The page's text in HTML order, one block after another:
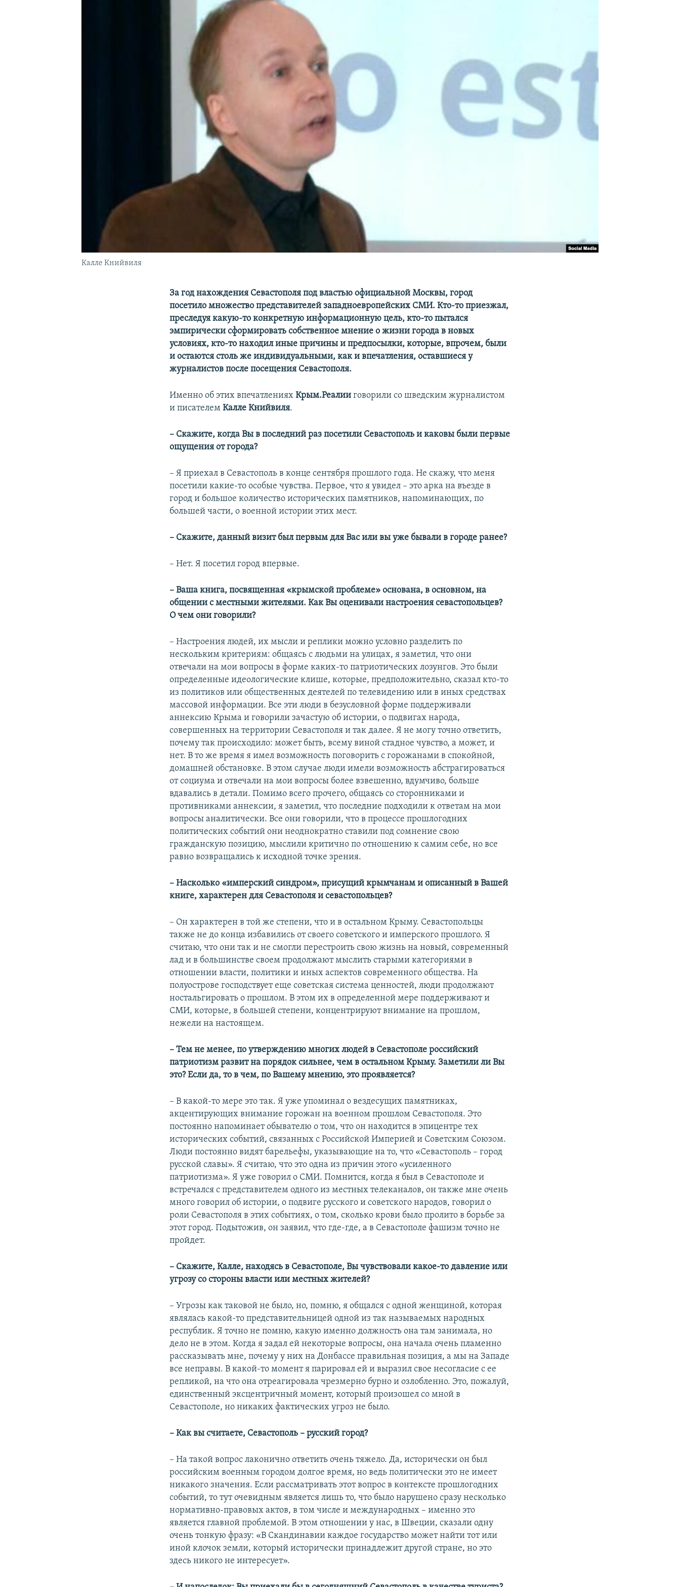
Калле Книйвиля
За год нахождения Севастополя под властью официальной Москвы, город
посетило множество представителей западноевропейских СМИ. Кто-то приезжал,
преследуя какую-то конкретную информационную цель, кто-то пытался
эмпирически сформировать собственное мнение о жизни города в новых
условиях, кто-то находил иные причины и предпосылки, которые, впрочем, были
и остаются столь же индивидуальными, как и впечатления, оставшиеся у
журналистов после посещения Севастополя.
Именно об этих впечатленияхКрым.Реалии говорили со шведским журналистом
и писателемКалле Книйвиля.
– Скажите, когда Вы в последний раз посетили Севастополь и каковы были первые
ощущения от города?
– Я приехал в Севастополь в конце сентября прошлого года. Не скажу, что меня
посетили какие-то особые чувства. Первое, что я увидел – это арка на въезде в
город и большое количество исторических памятников, напоминающих, по
большей части, о военной истории этих мест.
– Скажите, данный визит был первым для Вас или вы уже бывали в городе ранее?
– Нет. Я посетил город впервые.
– Ваша книга, посвященная «крымской проблеме» основана, в основном, на
общении с местными жителями. Как Вы оценивали настроения севастопольцев?
О чем они говорили?
– Настроения людей, их мысли и реплики можно условно разделить по
нескольким критериям: общаясь с людьми на улицах, я заметил, что они
отвечали на мои вопросы в форме каких-то патриотических лозунгов. Это были
определенные идеологические клише, которые, предположительно, сказал кто-то
из политиков или общественных деятелей по телевидению или в иных средствах
массовой информации. Все эти люди в безусловной форме поддерживали
аннексию Крыма и говорили зачастую об истории, о подвигах народа,
совершенных на территории Севастополя и так далее. Я не могу точно ответить,
почему так происходило: может быть, всему виной стадное чувство, а может, и
нет. В то же время я имел возможность поговорить с горожанами в спокойной,
домашней обстановке. В этом случае люди имели возможность абстрагироваться
от социума и отвечали на мои вопросы более взвешенно, вдумчиво, больше
вдавались в детали. Помимо всего прочего, общаясь со сторонниками и
противниками аннексии, я заметил, что последние подходили к ответам на мои
вопросы аналитически. Все они говорили, что в процессе прошлогодних
политических событий они неоднократно ставили под сомнение свою
гражданскую позицию, мыслили критично по отношению к самим себе, но все
равно возвращались к исходной точке зрения.
– Насколько «имперский синдром», присущий крымчанам и описанный в Вашей
книге, характерен для Севастополя и севастопольцев?
– Он характерен в той же степени, что и в остальном Крыму. Севастопольцы
также не до конца избавились от своего советского и имперского прошлого. Я
считаю, что они так и не смогли перестроить свою жизнь на новый, современный
лад и в большинстве своем продолжают мыслить старыми категориями в
отношении власти, политики и иных аспектов современного общества. На
полуострове господствует еще советская система ценностей, люди продолжают
ностальгировать о прошлом. В этом их в определенной мере поддерживают и
СМИ, которые, в большей степени, концентрируют внимание на прошлом,
нежели на настоящем.
– Тем не менее, по утверждению многих людей в Севастополе российский
патриотизм развит на порядок сильнее, чем в остальном Крыму. Заметили ли Вы
это? Если да, то в чем, по Вашему мнению, это проявляется?
– В какой-то мере это так. Я уже упоминал о вездесущих памятниках,
акцентирующих внимание горожан на военном прошлом Севастополя. Это
постоянно напоминает обывателю о том, что он находится в эпицентре тех
исторических событий, связанных с Российской Империей и Советским Союзом.
Люди постоянно видят барельефы, указывающие на то, что «Севастополь – город
русской славы». Я считаю, что это одна из причин этого «усиленного
патриотизма». Я уже говорил о СМИ. Помнится, когда я был в Севастополе и
встречался с представителем одного из местных телеканалов, он также мне очень
много говорил об истории, о подвиге русского и советского народов, говорил о
роли Севастополя в этих событиях, о том, сколько крови было пролито в борьбе за
этот город. Подытожив, он заявил, что где-где, а в Севастополе фашизм точно не
пройдет.
– Скажите, Калле, находясь в Севастополе, Вы чувствовали какое-то давление или
угрозу со стороны власти или местных жителей?
– Угрозы как таковой не было, но, помню, я общался с одной женщиной, которая
являлась какой-то представительницей одной из так называемых народных
республик. Я точно не помню, какую именно должность она там занимала, но
дело не в этом. Когда я задал ей некоторые вопросы, она начала очень пламенно
рассказывать мне, почему у них на Донбассе правильная позиция, а мы на Западе
все неправы. В какой-то момент я парировал ей и выразил свое несогласие с ее
репликой, на что она отреагировала чрезмерно бурно и озлобленно. Это, пожалуй,
единственный эксцентричный момент, который произошел со мной в
Севастополе, но никаких фактических угроз не было.
– Как вы считаете, Севастополь – русский город?
– На такой вопрос лаконично ответить очень тяжело. Да, исторически он был
российским военным городом долгое время, но ведь политически это не имеет
никакого значения. Если рассматривать этот вопрос в контексте прошлогодних
событий, то тут очевидным является лишь то, что было нарушено сразу несколько
нормативно-правовых актов, в том числе и международных – именно это
является главной проблемой. В этом отношении у нас, в Швеции, сказали одну
очень тонкую фразу: «В Скандинавии каждое государство может найти тот или
иной клочок земли, который исторически принадлежит другой стране, но это
здесь никого не интересует».